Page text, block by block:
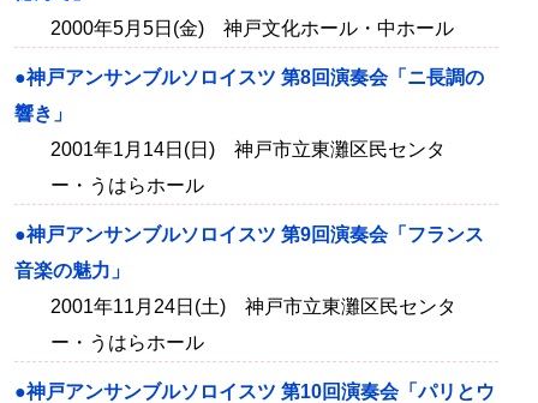
2000年5月5日(金) 神戸文化ホール・中ホール
●神戸アンサンブルソロイスツ 第8回演奏会「ニ長調の
響き」
2001年1月14日(日) 神戸市立東灘区民センタ
ー・うはらホール
●神戸アンサンブルソロイスツ 第9回演奏会「フランス
音楽の魅力」
2001年11月24日(土) 神戸市立東灘区民センタ
ー・うはらホール
●神戸アンサンブルソロイスツ 第10回演奏会「パリとウ